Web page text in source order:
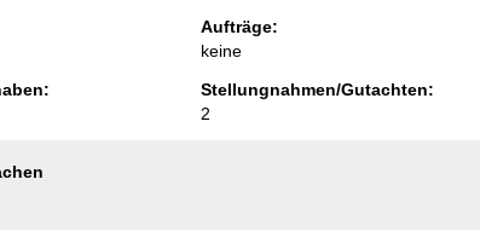
Aufträge:
keine
Stellungnahmen/Gutachten:
2